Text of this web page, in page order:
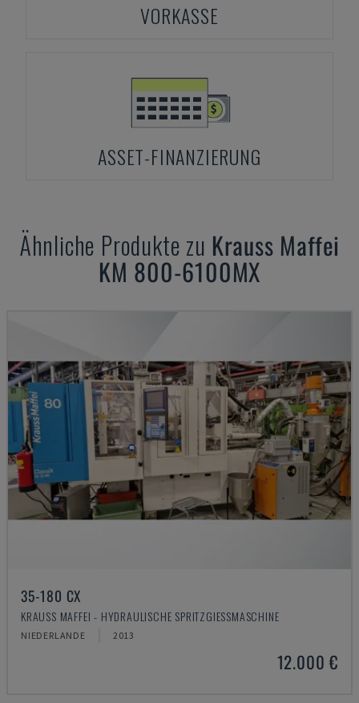
VORKASSE
ASSET-FINANZIERUNG
Ähnliche Produkte zu Krauss Maffei
KM 800-6100MX
35-180 CX
KRAUSS MAFFEI - HYDRAULISCHE SPRITZGIESSMASCHINE
NIEDERLANDE 2013
12.000 €